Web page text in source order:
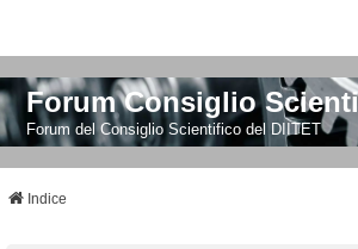
Forum Consiglio
Forum del Consiglio Scientifico del DIITET
Indice